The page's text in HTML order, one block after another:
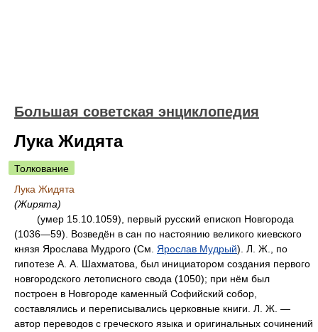
Большая советская энциклопедия
Лука Жидята
Толкование
Лука Жидята
(Жирята)
(умер 15.10.1059), первый русский епископ Новгорода
(1036—59). Возведён в сан по настоянию великого киевского
князя Ярослава Мудрого (См. Ярослав Мудрый). Л. Ж., по
гипотезе А. А. Шахматова, был инициатором создания первого
новгородского летописного свода (1050); при нём был
построен в Новгороде каменный Софийский собор,
составлялись и переписывались церковные книги. Л. Ж. —
автор переводов с греческого языка и оригинальных сочинений